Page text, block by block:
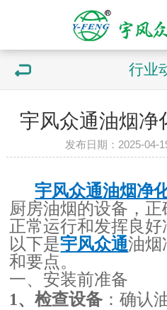
行业
宇风众通油烟净
发布日期：2025-
宇风众通油烟净
厨房油烟的设备，
正常运行和发挥良好
以下是宇风众通油烟
和要点。
一、安装前准备
1、检查设备 ：确认